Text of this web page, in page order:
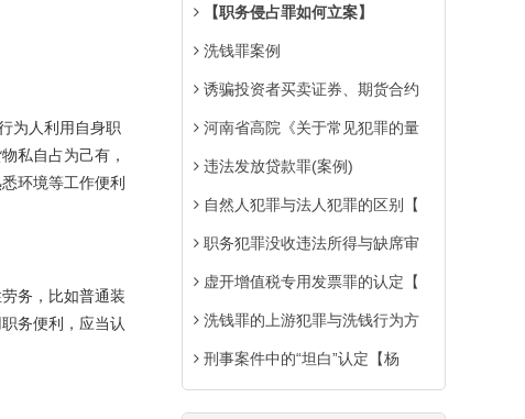
为人利用自身职
私自占为己有，
环境等工作便利
务，比如普通装
务便利，应当认
【职务侵占罪如何立案】
洗钱罪案例
诱骗投资者买卖证券、期货合约
河南省高院《关于常见犯罪的量
违法发放贷款罪(案例)
自然人犯罪与法人犯罪的区别【
职务犯罪没收违法所得与缺席审
虚开增值税专用发票罪的认定【
洗钱罪的上游犯罪与洗钱行为方
刑事案件中的“坦白”认定【杨